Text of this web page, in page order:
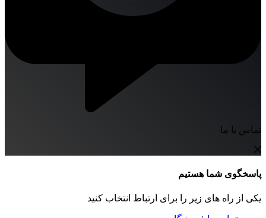
تماس با ما
پاسخگوی شما هستیم
یکی از راه های زیر را برای ارتباط انتخاب کنید